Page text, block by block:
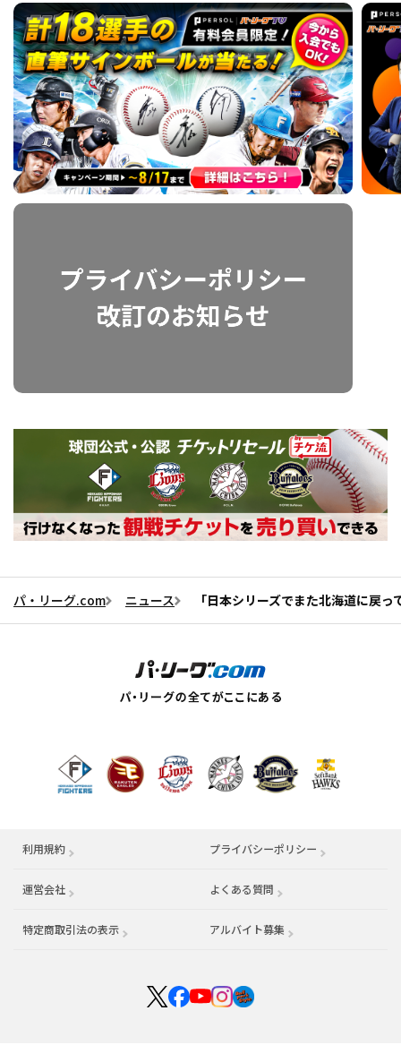
パ・リーグ.com ニュース 「日本シリーズでまた北海道に戻
利用規約 プライバシーポリシー
運営会社 （別ウィンドウで開く） よくある質問
特定商取引法の表示 アルバイト募集 （別ウィンドウで開く